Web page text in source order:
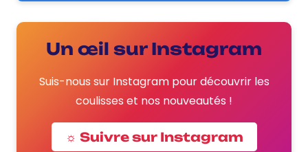
Un œil sur Instagram
Suis-nous sur Instagram pour découvrir les
coulisses et nos nouveautés !
☼ Suivre sur Instagram